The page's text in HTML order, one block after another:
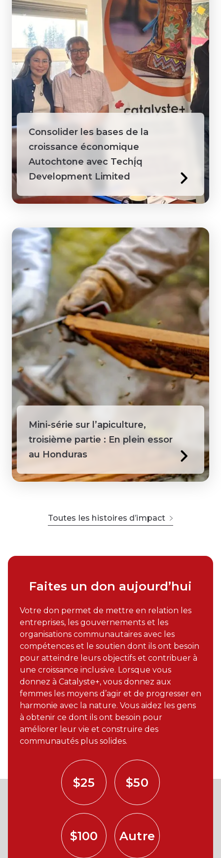
Consolider les bases de la
croissance économique
Autochtone avec Techį́q
Development Limited
Mini-série sur l’apiculture,
troisième partie : En plein essor
au Honduras
Toutes les histoires d’impact
Faites un don aujourd’hui
Votre don permet de mettre en relation les
entreprises, les gouvernements et les
organisations communautaires avec les
compétences et le soutien dont ils ont besoin
pour atteindre leurs objectifs et contribuer à
une croissance inclusive. Lorsque vous
donnez à Catalyste+, vous donnez aux
femmes les moyens d’agir et de progresser en
harmonie avec la nature. Vous aidez les gens
à obtenir ce dont ils ont besoin pour
améliorer leur vie et construire des
communautés plus solides.
$25 $50
$100 Autre